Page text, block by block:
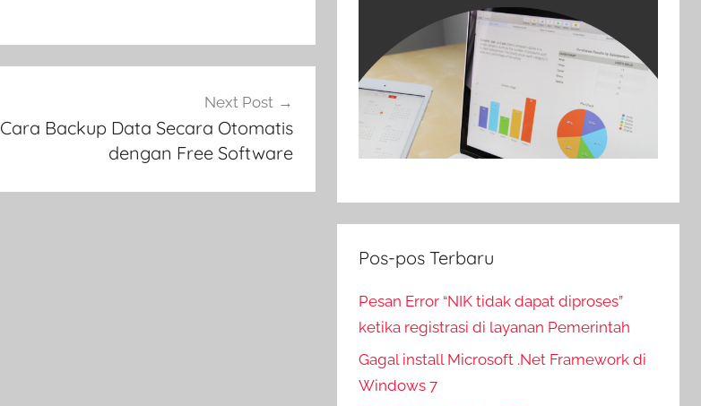
Next Post
Cara Backup Data Secara Otomatis
dengan Free Software
Pos-pos Terbaru
Pesan Error “NIK tidak dapat diproses”
ketika registrasi di layanan Pemerintah
Gagal install Microsoft .Net Framework di
Windows 7